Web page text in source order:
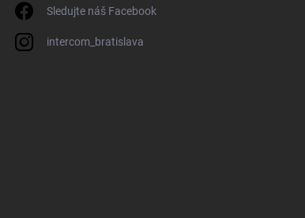
Sledujte náš Facebook
intercom_bratislava